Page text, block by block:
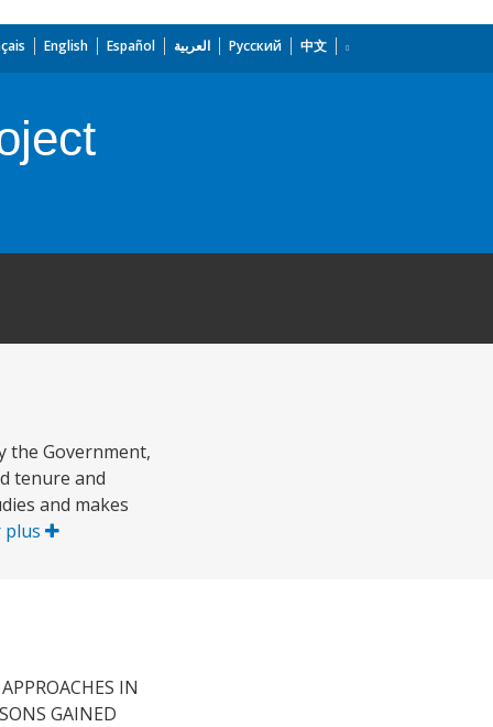
English Español العربية Русский 中文
the Government,
tenure and
and makes
plus
IN
GAINED